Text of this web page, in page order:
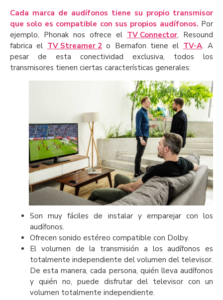
Cada marca de audífonos tiene su propio transmisor
que solo es compatible con sus propios audífonos. Por
ejemplo, Phonak nos ofrece el TV Connector, Resound
fabrica el TV Streamer 2o Bernafon tiene el TV-A. A
pesar de esta conectividad exclusiva, todos los
transmisores tienen ciertas características generales:
Son muy fáciles de instalar y emparejar con los
audífonos.
Ofrecen sonido estéreo compatible con Dolby.
El volumen de la transmisión a los audífonos es
totalmente independiente del volumen del televisor.
De esta manera, cada persona, quién lleva audífonos
y quién no, puede disfrutar del televisor con un
volumen totalmente independiente.